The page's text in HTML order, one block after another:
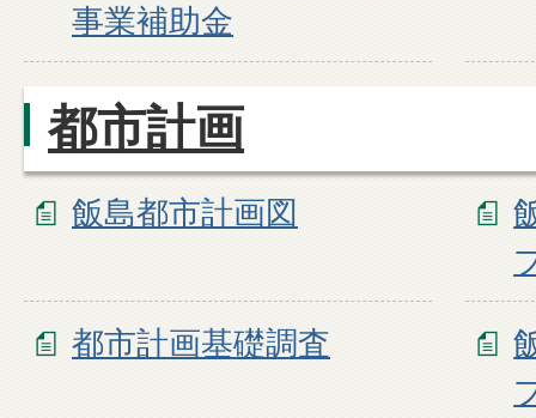
事業補助金
都市計画
飯島都市計画図
都市計画基礎調査